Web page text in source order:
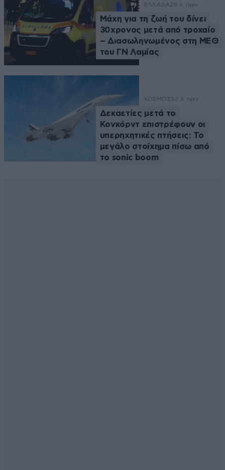
ΕΛΛΑΔΑ28 λ. πριν
Μάχη για τη ζωή του δίνει
30χρονος μετά από τροχαίο
– Διασωληνωμένος στη ΜΕΘ
του ΓΝ Λαμίας
ΚΟΣΜΟΣ32 λ. πριν
Δεκαετίες μετά το
Κονκόρντ επιστρέφουν οι
υπερηχητικές πτήσεις: Το
μεγάλο στοίχημα πίσω από
το sonic boom